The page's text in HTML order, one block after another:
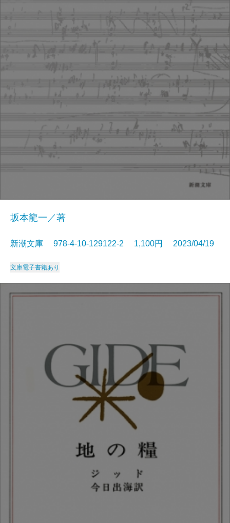
坂本龍一／著
新潮文庫 978-4-10-129122-2 1,100円 2023/04/19
文庫電子書籍あり